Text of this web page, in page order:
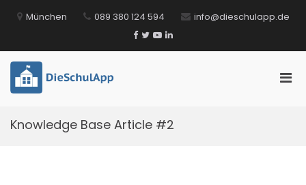
Inhalt München 089 380 124 594 info@dieschulapp.de
Facebook
TwitterYouTube
LinkedIn
Knowledge Base Article #2